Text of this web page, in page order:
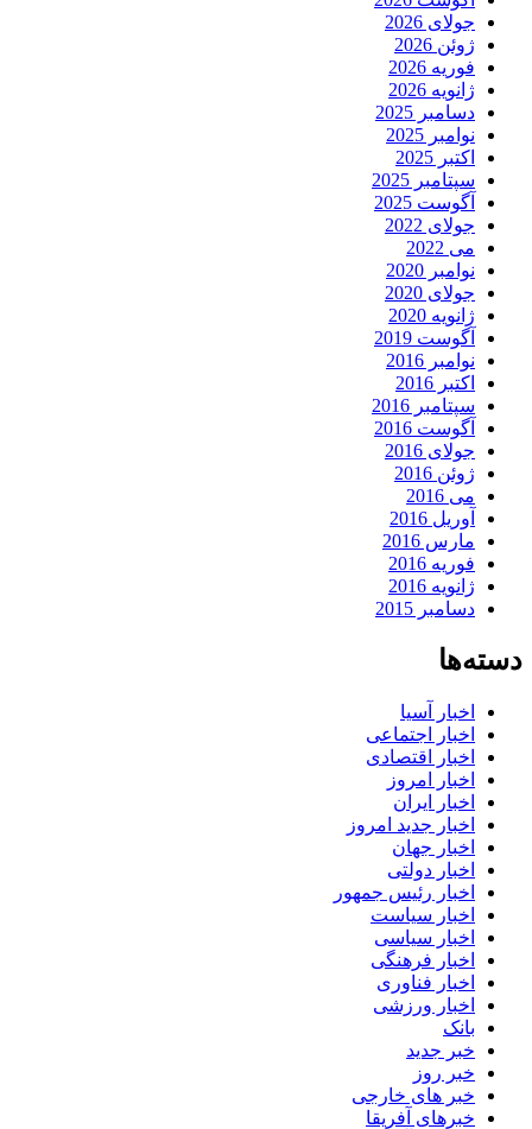
جولای 2026
ژوئن 2026
فوریه 2026
ژانویه 2026
دسامبر 2025
نوامبر 2025
اکتبر 2025
سپتامبر 2025
آگوست 2025
جولای 2022
می 2022
نوامبر 2020
جولای 2020
ژانویه 2020
آگوست 2019
نوامبر 2016
اکتبر 2016
سپتامبر 2016
آگوست 2016
جولای 2016
ژوئن 2016
می 2016
آوریل 2016
مارس 2016
فوریه 2016
ژانویه 2016
دسامبر 2015
دسته‌ها
اخبار آسیا
اخبار اجتماعی
اخبار اقتصادی
اخبار امروز
اخبار ایران
اخبار جدید امروز
اخبار جهان
اخبار دولتی
اخبار رئیس جمهور
اخبار سیاست
اخبار سیاسی
اخبار فرهنگی
اخبار فناوری
اخبار ورزشی
بانک
خبر جدید
خبر روز
خبر های خارجی
خبرهای آفریقا